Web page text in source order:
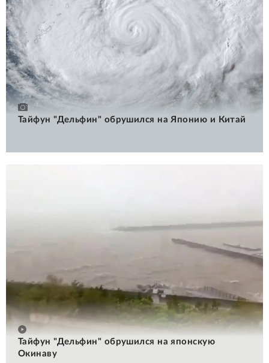
Тайфун "Дельфин" обрушился на Японию и Китай
Тайфун "Дельфин" обрушился на японскую
Окинаву